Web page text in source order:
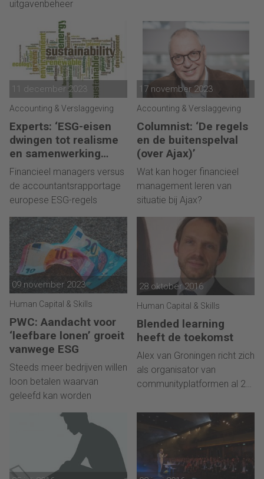
uitgavenbeheer
11 december 2023
Accounting & Verslaggeving
Experts: ‘ESG-eisen
dwingen tot realisme
en samenwerking
financials’
Financieel managers versus
de accountantsrapportage
europese ESG-regels
17 november 2023
Accounting & Verslaggeving
Columnist: ‘De regels
en de buitenspelval
(over Ajax)’
Wat kan hoger financieel
management leren van
situatie bij Ajax?
09 november 2023
Human Capital & Skills
PWC: Aandacht voor
‘leefbare lonen’ groeit
vanwege ESG
Steeds meer bedrijven willen
loon betalen waarvan
geleefd kan worden
28 oktober 2016
Human Capital & Skills
Blended learning
heeft de toekomst
Alex van Groningen richt zich
als organisator van
communityplatformen al 23
professional. "Door de
communitystructuur worden
opleidingsprogramma's
doorlopend gevoed door de